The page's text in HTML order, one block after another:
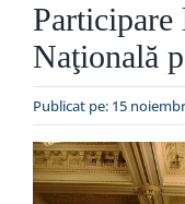
Organizare
Liturgic
Special
Participare
Naţională
Publicat pe: 15